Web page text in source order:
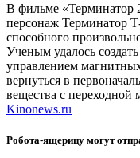
В фильме «Терминатор
персонаж Терминатор
способного
Ученым удалось
управлением
вернуться в
вещества с переходной
Kinonews.ru
Робота-ящерицу могут